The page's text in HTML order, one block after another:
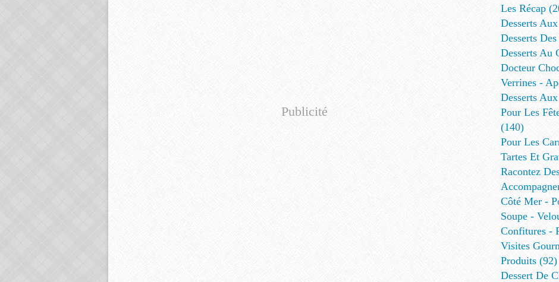
Publicité
Les Récap
Desserts
Desserts
Desserts Au
Docteur
Verrines -
Desserts
Pour Les
(140)
Pour Les
Tartes Et
Racontez
Côté Mer -
Soupe -
Confitures -
Visites
Produits (92)
Dessert De